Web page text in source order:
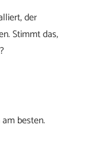
der
Stimmt das,
besten.